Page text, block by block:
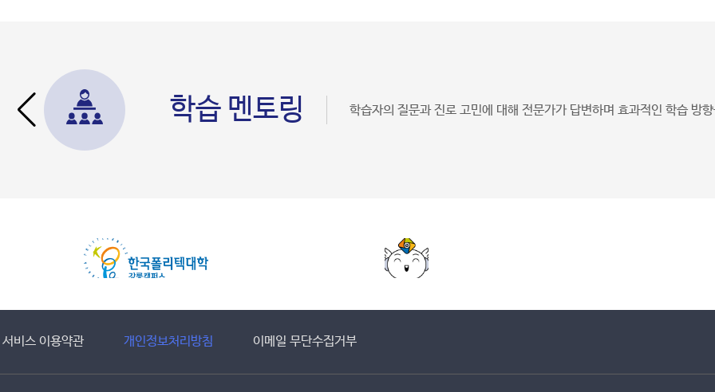
학습 멘토링 학습자의 질문과 진로 고민에 대해 전문가가 답변하며 효과적인 학습 방
서비스 이용약관 개인정보처리방침 이메일 무단수집거부